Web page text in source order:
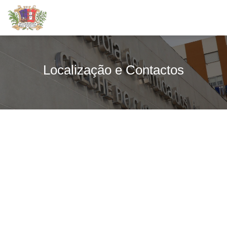
Localização e Contactos